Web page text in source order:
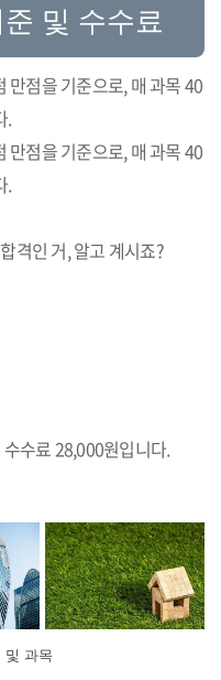
및 수수료
만점을 기준으로, 매 과목 40
.
만점을 기준으로, 매 과목 40
.
격인 거, 알고 계시죠?
수료 28,000원입니다.
및 과목